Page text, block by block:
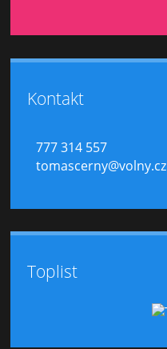
Kontakt
777 314 557
tomascerny@volny.cz
Toplist